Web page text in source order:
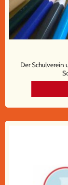
Der Schulverein